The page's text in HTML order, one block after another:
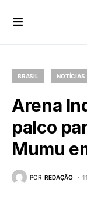
BRASIL NOTÍCIAS
Arena
palco
Mumu
POR REDAÇÃO